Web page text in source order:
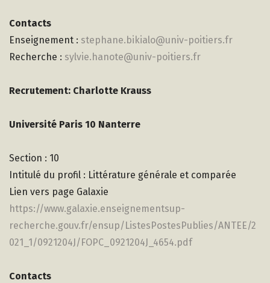
Contacts
Enseignement : stephane.bikialo@univ-poitiers.fr
Recherche : sylvie.hanote@univ-poitiers.fr
Recrutement: Charlotte Krauss
Université Paris 10 Nanterre
Section : 10
Intitulé du profil : Littérature générale et comparée
Lien vers page Galaxie
https://www.galaxie.enseignementsup-
recherche.gouv.fr/ensup/ListesPostesPublies/ANTEE/2
021_1/0921204J/FOPC_0921204J_4654.pdf
Contacts